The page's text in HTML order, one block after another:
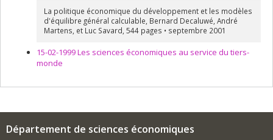
La politique économique du développement et les modèles
d'équilibre général calculable, Bernard Decaluwé, André
Martens, et Luc Savard, 544 pages • septembre 2001
15-02-1999 Les sciences économiques au service du tiers-
monde
Département de sciences économiques